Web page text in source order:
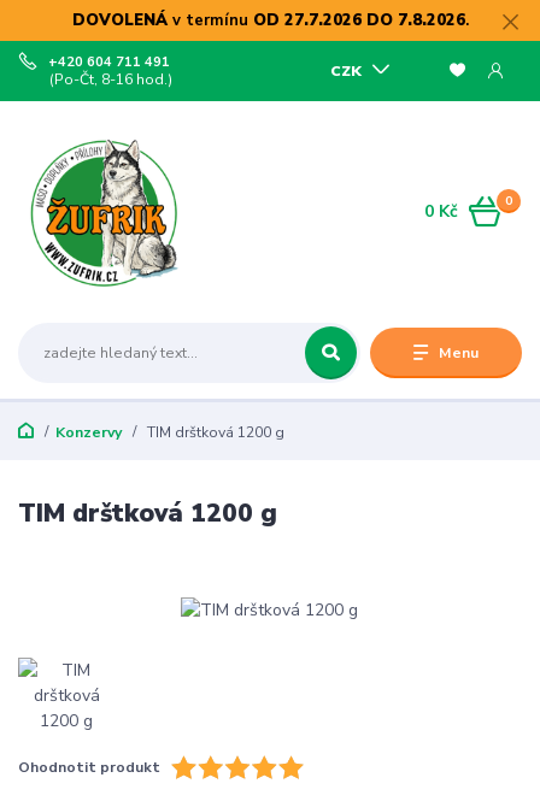
DOVOLENÁv termínu OD 27.7.2026 DO 7.8.2026.
Menu
CZK
+420 604 711 491
(Po-Čt, 8-16 hod.)
0
0 Kč
Konzervy TIM drštková 1200 g
TIM drštková 1200 g
Ohodnotit produkt